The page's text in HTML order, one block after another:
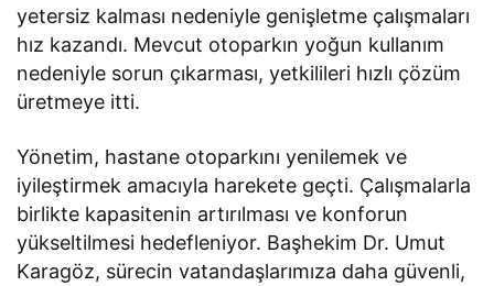
yetersiz kalması nedeniyle genişletme çalışmaları
hız kazandı. Mevcut otoparkın yoğun kullanım
nedeniyle sorun çıkarması, yetkilileri hızlı çözüm
üretmeye itti.
Yönetim, hastane otoparkını yenilemek ve
iyileştirmek amacıyla harekete geçti. Çalışmalarla
birlikte kapasitenin artırılması ve konforun
yükseltilmesi hedefleniyor. Başhekim Dr. Umut
Karagöz, sürecin vatandaşlarımıza daha güvenli,